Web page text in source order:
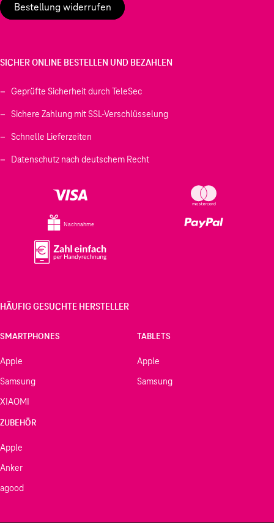
Bestellung widerrufen
SICHER ONLINE BESTELLEN UND BEZAHLEN
Geprüfte Sicherheit durch TeleSec
Sichere Zahlung mit SSL-Verschlüsselung
Schnelle Lieferzeiten
Datenschutz nach deutschem Recht
Nachnahme
HÄUFIG GESUCHTE HERSTELLER
SMARTPHONES
Apple
Samsung
XIAOMI
TABLETS
Apple
Samsung
ZUBEHÖR
Apple
Anker
agood